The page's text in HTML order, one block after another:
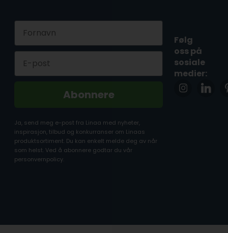
Abonnere
Ja, send meg e-post fra Linaa med nyheter,
inspirasjon, tilbud og konkurranser om Linaas
produktsortiment. Du kan enkelt melde deg av når
som helst. Ved å abonnere godtar du vår
personvernpolicy.
Følg
oss på
sosiale
medier: